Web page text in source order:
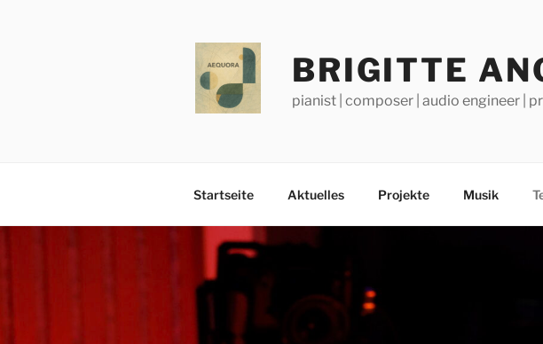
BRIGITTE
pianist | composer | audio engineer |
Startseite Aktuelles Projekte Musik